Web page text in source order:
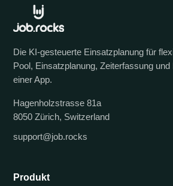
Die KI-gesteuerte Einsatzplanung für
Pool, Einsatzplanung, Zeiterfassung
einer App.
Hagenholzstrasse 81a
8050 Zürich, Switzerland
support@job.rocks
Produkt